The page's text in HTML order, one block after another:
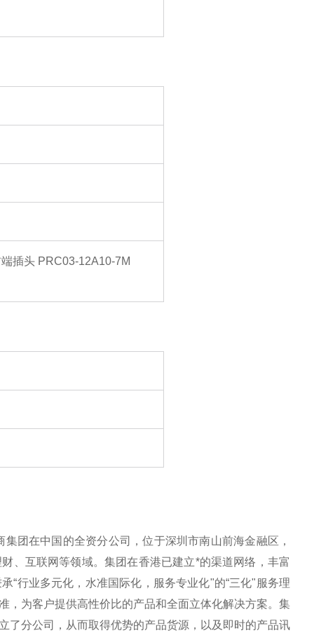
插头 PRC03-12A10-7M
团在中国的全资分公司，位于深圳市南山前海金融区，
、互联网等领域。集团在香港已建立*的渠道网络，丰富
“行业多元化，水准国际化，服务专业化"的“三化"服务理
，为客户提供高性价比的产品和全面立体化解决方案。集
了分公司，从而取得优势的产品货源，以及即时的产品讯